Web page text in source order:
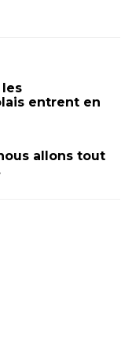
entrent en
allons tout